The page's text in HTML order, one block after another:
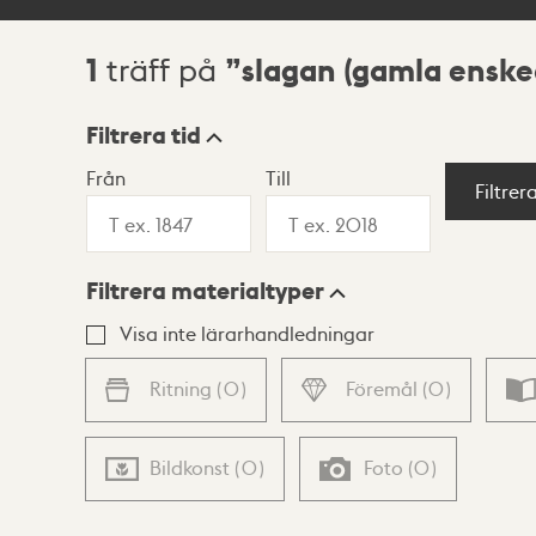
Sökresultat
1 träff på slagan (gamla
Visningsläge
Lista Karta
Filtrera tid
Från Till
Filtrera materialtyper
Visa inte lärarhandledningar
Ritning (0) Föremål (0)
Bildkonst (0) Foto (0)